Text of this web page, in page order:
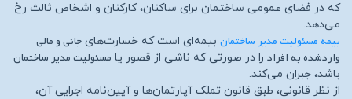
که در فضای عمومی ساختمان برای ساکنان، کارکنان و اشخاص ثالث رخ
می‌دهد.
بیمه مسئولیت مدیر ساختمان بیمه‌ای است که خسارت‌های جانی و مالی
واردشده به افراد را در صورتی که ناشی از قصور یا مسئولیت مدیر ساختمان
باشد، جبران می‌کند.
از نظر قانونی، طبق قانون تملک آپارتمان‌ها و آیین‌نامه اجرایی آن،